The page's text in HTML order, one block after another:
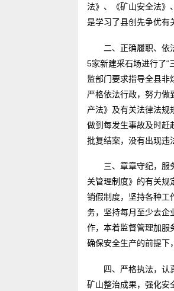
法》、《矿山安全法》
是学习了县创先争优有
二、正确履职、依
5家新建采石场进行了“
监部门要求指导全县非
严格依法行政，努力做
产法》及有关法律法规
做到每发生事故及时赶
批复结案，没有出现违
三、章章守纪，服
关管理制度》的有关规
销假制度，坚持各种工
务，坚持每月至少去企
作，本着监督管理加服
确保安全生产的前提下
四、严格执法，认
矿山整治成果，强化安